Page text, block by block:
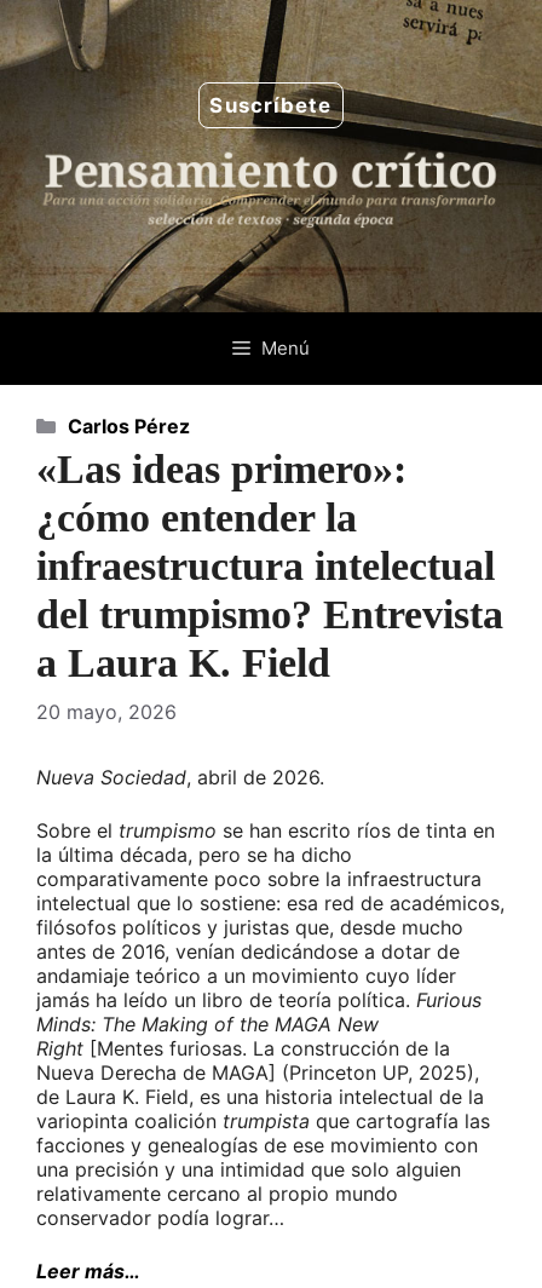
Saltar
al
contenido
Suscríbete
Menú
«Las ideas primero»:
¿cómo entender la
infraestructura intelectual
del trumpismo? Entrevista
a Laura K. Field
20 mayo, 2026
Nueva Sociedad, abril de 2026.
Sobre el trumpismo se han escrito ríos de tinta en
la última década, pero se ha dicho
comparativamente poco sobre la infraestructura
intelectual que lo sostiene: esa red de académicos,
filósofos políticos y juristas que, desde mucho
antes de 2016, venían dedicándose a dotar de
andamiaje teórico a un movimiento cuyo líder
jamás ha leído un libro de teoría política. Furious
Minds: The Making of the MAGA New
Right [Mentes furiosas. La construcción de la
Nueva Derecha de MAGA] (Princeton UP, 2025),
de Laura K. Field, es una historia intelectual de la
variopinta coalición trumpista que cartografía las
facciones y genealogías de ese movimiento con
una precisión y una intimidad que solo alguien
relativamente cercano al propio mundo
conservador podía lograr…
Leer más…
Categorías
Carlos Pérez